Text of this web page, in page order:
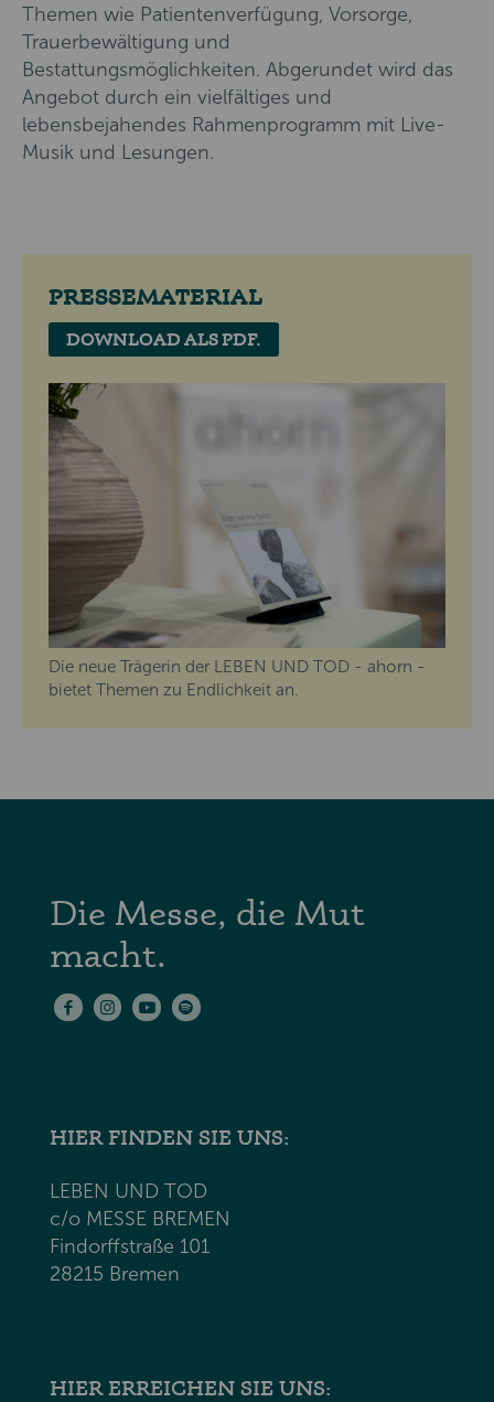
Themen wie Patientenverfügung, Vorsorge,
Trauerbewältigung und
Bestattungsmöglichkeiten. Abgerundet wird das
Angebot durch ein vielfältiges und
lebensbejahendes Rahmenprogramm mit Live-
Musik und Lesungen.
PRESSEMATERIAL
DOWNLOAD ALS PDF.
Die neue Trägerin der LEBEN UND TOD - ahorn -
bietet Themen zu Endlichkeit an.
Die Messe, die Mut
macht.
HIER FINDEN SIE UNS:
LEBEN UND TOD
c/o MESSE BREMEN
Findorffstraße 101
28215 Bremen
HIER ERREICHEN SIE UNS: